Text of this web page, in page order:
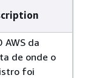
AWS da
de onde o
foi